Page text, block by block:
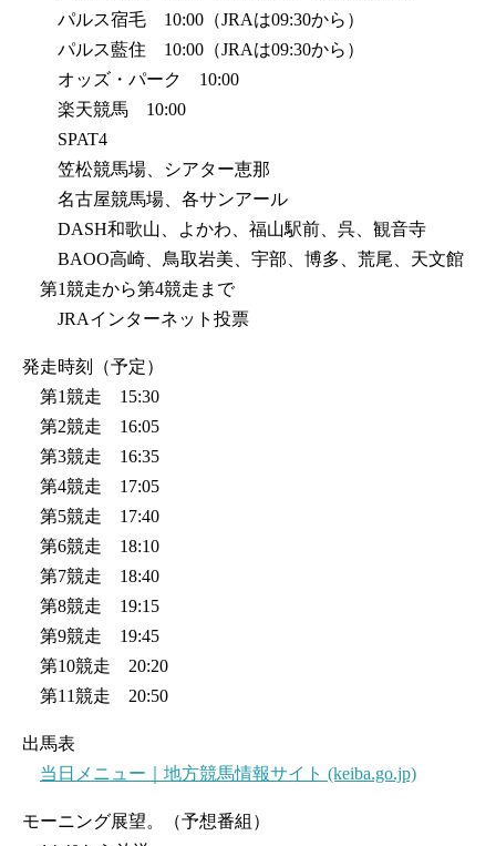
パルス宿毛 10:00（JRAは09:30から）
パルス藍住 10:00（JRAは09:30から）
オッズ・パーク 10:00
楽天競馬 10:00
SPAT4
笠松競馬場、シアター恵那
名古屋競馬場、各サンアール
DASH和歌山、よかわ、福山駅前、呉、観音寺
BAOO高崎、鳥取岩美、宇部、博多、荒尾、天文館
第1競走から第4競走まで
JRAインターネット投票
発走時刻（予定）
第1競走 15:30
第2競走 16:05
第3競走 16:35
第4競走 17:05
第5競走 17:40
第6競走 18:10
第7競走 18:40
第8競走 19:15
第9競走 19:45
第10競走 20:20
第11競走 20:50
出馬表
当日メニュー｜地方競馬情報サイト (keiba.go.jp)
モーニング展望。（予想番組）